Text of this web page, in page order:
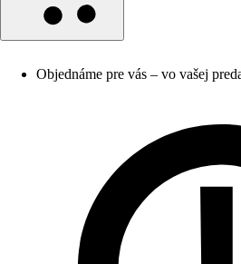
Objednáme pre vás – vo vašej